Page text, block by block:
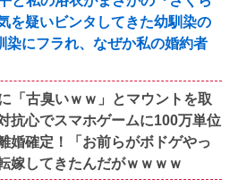
を疑いビンタしてきた幼馴染の
にフラれ、なぜか私の婚約者
「古臭いｗｗ」とマウントを取
抗心でスマホゲームに100万単位
婚確定！「お前らがボドゲやっ
嫁してきたんだがｗｗｗｗ